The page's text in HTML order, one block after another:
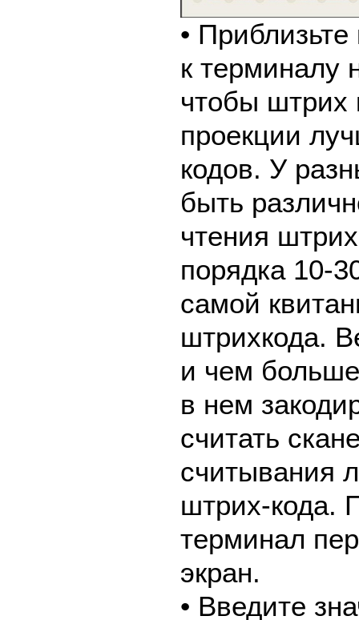
•
к терминалу
чтобы штрих
проекции
кодов. У
быть
чтения
порядка 10-
самой
штрихкода.
и чем
в нем
считать
считывания
штрих-кода.
терминал
экран.
• Введите